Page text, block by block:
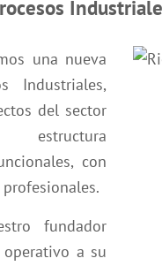
una nueva
Industriales,
del sector
estructura
con
fundador
a su